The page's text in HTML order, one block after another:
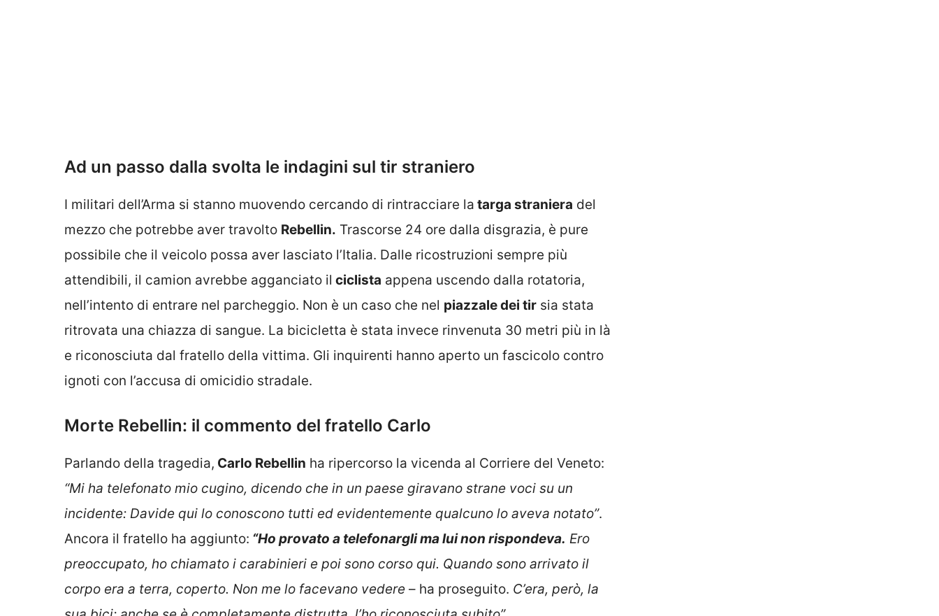
Ad un passo dalla svolta le indagini sul tir straniero
I militari dell’Arma si stanno muovendo cercando di rintracciare la targa straniera del
mezzo che potrebbe aver travolto Rebellin. Trascorse 24 ore dalla disgrazia, è pure
possibile che il veicolo possa aver lasciato l’Italia. Dalle ricostruzioni sempre più
attendibili, il camion avrebbe agganciato il ciclista appena uscendo dalla rotatoria,
nell’intento di entrare nel parcheggio. Non è un caso che nel piazzale dei tir sia stata
ritrovata una chiazza di sangue. La bicicletta è stata invece rinvenuta 30 metri più in là
e riconosciuta dal fratello della vittima. Gli inquirenti hanno aperto un fascicolo contro
ignoti con l’accusa di omicidio stradale.
Morte Rebellin: il commento del fratello Carlo
Parlando della tragedia, Carlo Rebellin ha ripercorso la vicenda al Corriere del Veneto:
“Mi ha telefonato mio cugino, dicendo che in un paese giravano strane voci su un
incidente: Davide qui lo conoscono tutti ed evidentemente qualcuno lo aveva notato”.
Ancora il fratello ha aggiunto: “Ho provato a telefonargli ma lui non rispondeva. Ero
preoccupato, ho chiamato i carabinieri e poi sono corso qui. Quando sono arrivato il
corpo era a terra, coperto. Non me lo facevano vedere – ha proseguito. C’era, però, la